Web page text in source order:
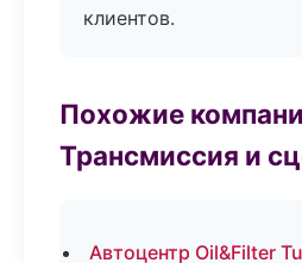
клиентов.
Похожие
Трансмиссия и
Автоцентр Oil&Filter